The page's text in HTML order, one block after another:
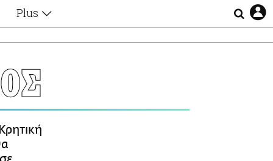
Plus
Αφιερώματα
Ζώδια
Οι Αθηναίοι